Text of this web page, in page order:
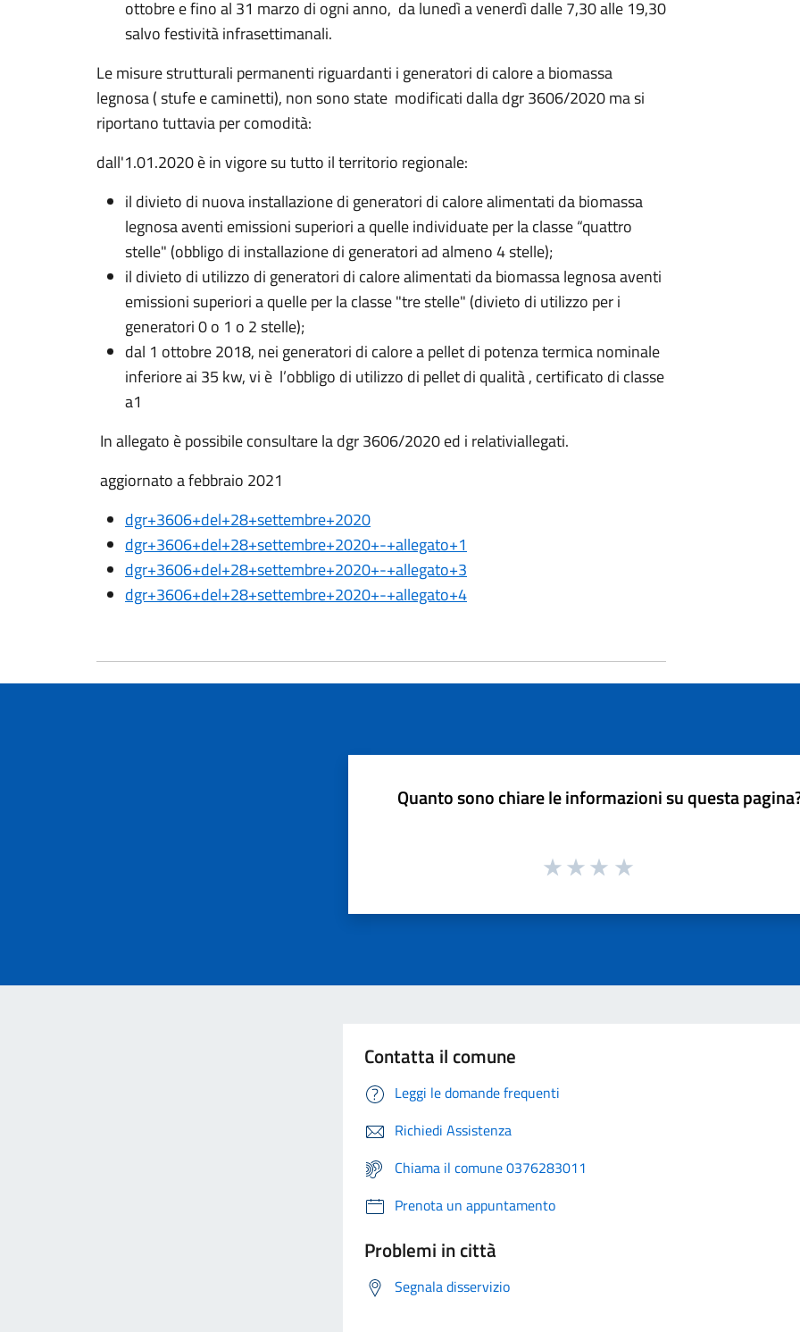
ottobree fino al 31 marzo di ogni anno, da lunedì a venerdì dalle 7,30 alle 19,30
salvo festività infrasettimanali.
Le misure strutturali permanenti riguardanti i generatori di calore a biomassa
legnosa ( stufe e caminetti), non sono state modificati dalla dgr 3606/2020 ma si
riportano tuttavia per comodità:
dall'1.01.2020 è in vigore su tutto il territorio regionale:
il divieto di nuova installazione di generatori di calore alimentati da biomassa
legnosa aventi emissioni superiori a quelle individuate per la classe “quattro
stelle" (obbligo di installazione di generatori ad almeno 4 stelle);
il divieto di utilizzo di generatori di calore alimentati da biomassa legnosa aventi
emissioni superiori a quelle per la classe "tre stelle" (divieto di utilizzo per i
generatori 0 o 1 o 2 stelle);
dal 1 ottobre 2018, nei generatori di calore a pellet di potenza termica nominale
inferiore ai 35 kw, vi è l’obbligo di utilizzo di pellet di qualità , certificato di classe
a1
In allegato è possibile consultare la dgr 3606/2020 ed i relativiallegati.
aggiornato a febbraio 2021
dgr+3606+del+28+settembre+2020
dgr+3606+del+28+settembre+2020+-+allegato+1
dgr+3606+del+28+settembre+2020+-+allegato+3
dgr+3606+del+28+settembre+2020+-+allegato+4
Quanto sono chiare le informazioni su questa
Contatta il comune
Leggi le domande frequenti
Richiedi Assistenza
Chiama il comune 0376283011
Prenota un appuntamento
Problemi in città
Segnala disservizio